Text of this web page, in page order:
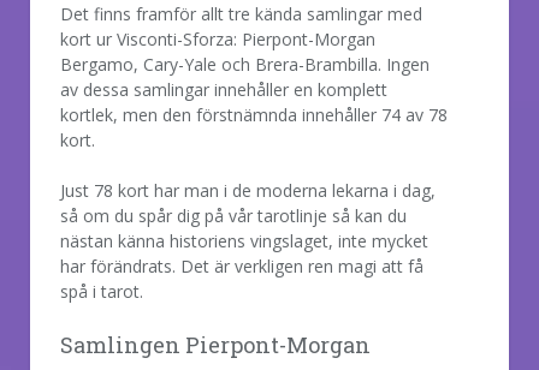
Det finns framför allt tre kända samlingar med
kort ur Visconti-Sforza: Pierpont-Morgan
Bergamo, Cary-Yale och Brera-Brambilla. Ingen
av dessa samlingar innehåller en komplett
kortlek, men den förstnämnda innehåller 74 av 78
kort.
Just 78 kort har man i de moderna lekarna i dag,
så om du spår dig på vår tarotlinje så kan du
nästan känna historiens vingslaget, inte mycket
har förändrats. Det är verkligen ren magi att få
spå i tarot.
Samlingen Pierpont-Morgan